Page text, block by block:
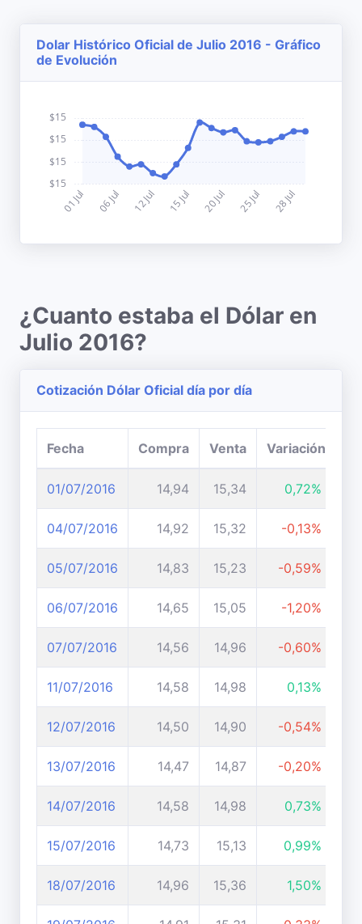
Dolar Histórico Oficial de Julio 2016 - Gráfico
de Evolución
¿Cuanto estaba el Dólar en
Julio 2016?
Cotización Dólar Oficial día por día
Fecha Compra Venta Variación
01/07/2016 14,94 15,34 0,72%
04/07/2016 14,92 15,32 -0,13%
05/07/2016 14,83 15,23 -0,59%
06/07/2016 14,65 15,05 -1,20%
07/07/2016 14,56 14,96 -0,60%
11/07/2016 14,58 14,98 0,13%
12/07/2016 14,50 14,90 -0,54%
13/07/2016 14,47 14,87 -0,20%
14/07/2016 14,58 14,98 0,73%
15/07/2016 14,73 15,13 0,99%
18/07/2016 14,96 15,36 1,50%